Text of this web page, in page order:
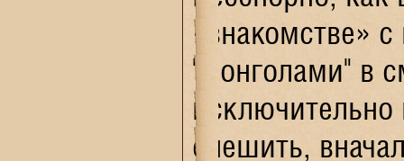
«знакомстве»
"монголами" в
исключительно
спешить,